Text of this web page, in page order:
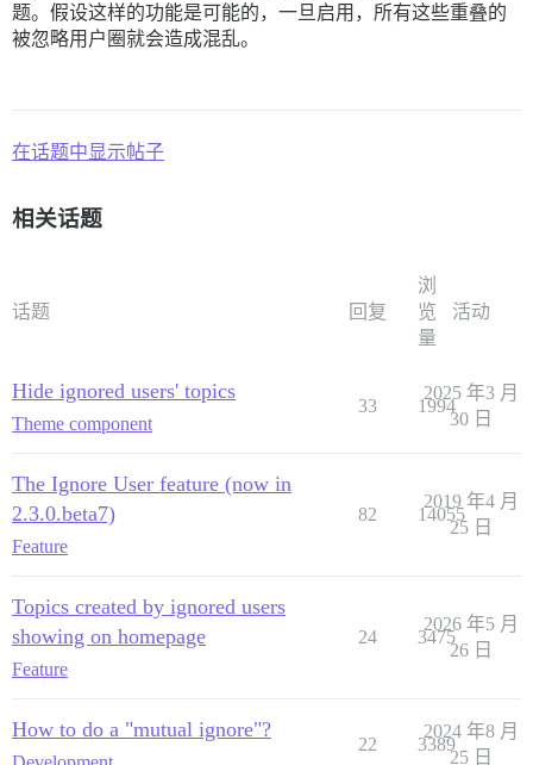
题。假设这样的功能是可能的，一旦启用，所有这些重叠的
被忽略用户圈就会造成混乱。
在话题中显示帖子
相关话题
话题 回复
浏
览
量
活动
Hide ignored users' topics
Theme component
33 1994
2025 年3 月
30 日
The Ignore User feature (now in
2.3.0.beta7)
Feature
82 14055
2019 年4 月
25 日
Topics created by ignored users
showing on homepage
Feature
24 3475
2026 年5 月
26 日
How to do a "mutual ignore"?
22 3389
2024 年8 月
25 日